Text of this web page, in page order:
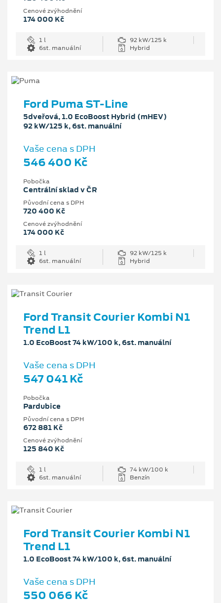
Cenové zvýhodnění
174 000 Kč
1 l
92 kW/125 k
6st. manuální
Hybrid
Ford Puma ST-Line
5dveřová, 1.0 EcoBoost Hybrid (mHEV)
92 kW/125 k, 6st. manuální
Vaše cena s DPH
546 400 Kč
Pobočka
Centrální sklad v ČR
Původní cena s DPH
720 400 Kč
Cenové zvýhodnění
174 000 Kč
1 l
92 kW/125 k
6st. manuální
Hybrid
Ford Transit Courier Kombi N1
Trend L1
1.0 EcoBoost 74 kW/100 k, 6st. manuální
Vaše cena s DPH
547 041 Kč
Pobočka
Pardubice
Původní cena s DPH
672 881 Kč
Cenové zvýhodnění
125 840 Kč
1 l
74 kW/100 k
6st. manuální
Benzín
Ford Transit Courier Kombi N1
Trend L1
1.0 EcoBoost 74 kW/100 k, 6st. manuální
Vaše cena s DPH
550 066 Kč